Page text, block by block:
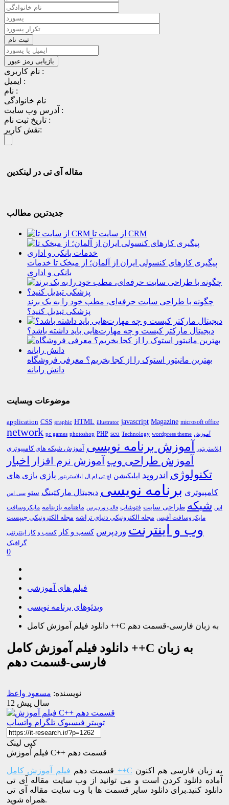
نام کاربری :
ایمیل :
نام :
نام خانوادگی
آدرس وب سایت :
تاریخ ثبت نام :
نقش کاربر:
مقاله آی تی در لینکدین
جدیدترین مطالب
از سایت تا CRM
پیگیری کارهای کنسولی ایران از آلمان؛ از میخک تا خدمات
بانکی و اداری
چگونه با طراحی سایت حرفه‌ای، مطب خود را به یک برند
پزشکی تبدیل کنید؟
دیجیتال مارکتر کیست و چه مهارت‌هایی باید داشته باشد؟
بهترین مانیتور استوک را از کجا بخریم؟ معرفی فروشگاه
دانش رایانه
موضوعات وبسایت
application CSS graphic HTML illustrator javascript Magazine microsoft office
network pc games photoshop PHP seo Technology wordpress theme آموزش
ایلاستریتور آموزش برنامه نویسی آموزش شبکه های کامپیوتری
آموزش طراحی وب آموزش نرم افزار اخبار
تکنولوژی اندروید اپلیکیشن اچ تی ام ال ایلاستریتور بازی بازی های
کامپیوتری برنامه نویسی دیجیتال مارکتینگ سئو سی اس
اس شبکه طراحی سایت فتوشاپ قالب وردپرس ماهنامه بازینامه مایکروسافت
مایکروسافت آفیس مجله الکترونیکی دنیای تراشه مجله الکترونیکی چیپست
وب و اینترنت وردپرس کسب و کار کسب و کار اینترنتی
گرافیک
0
فیلم های آموزشی
ویدئوهای برنامه نویسی
دانلود فیلم آموزش کامل ++C به زبان فارسی-قسمت دهم
دانلود فیلم آموزش کامل ++C به زبان
فارسی-قسمت دهم
نویسنده: مسعود واعظ
12 سال پیش
توییتر فیسبوک تلگرام واتساپ
کپی لینک
فیلم آموزش C++ قسمت دهم
قسمت دهم فیلم آموزش کامل ++C
آماده دانلود کردن است و می توانید از وب سایت مقاله آی تی
دانلود کنید.برای دانلود سایر قسمت ها با وب سایت مقاله آی تی
همراه شوید.